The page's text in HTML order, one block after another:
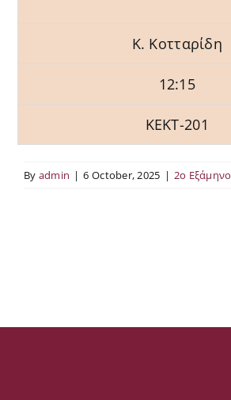
Κ. Κοτταρίδη
12:15
ΚΕΚΤ-201
By admin | 6 October, 2025 | 2ο Εξάμηνο